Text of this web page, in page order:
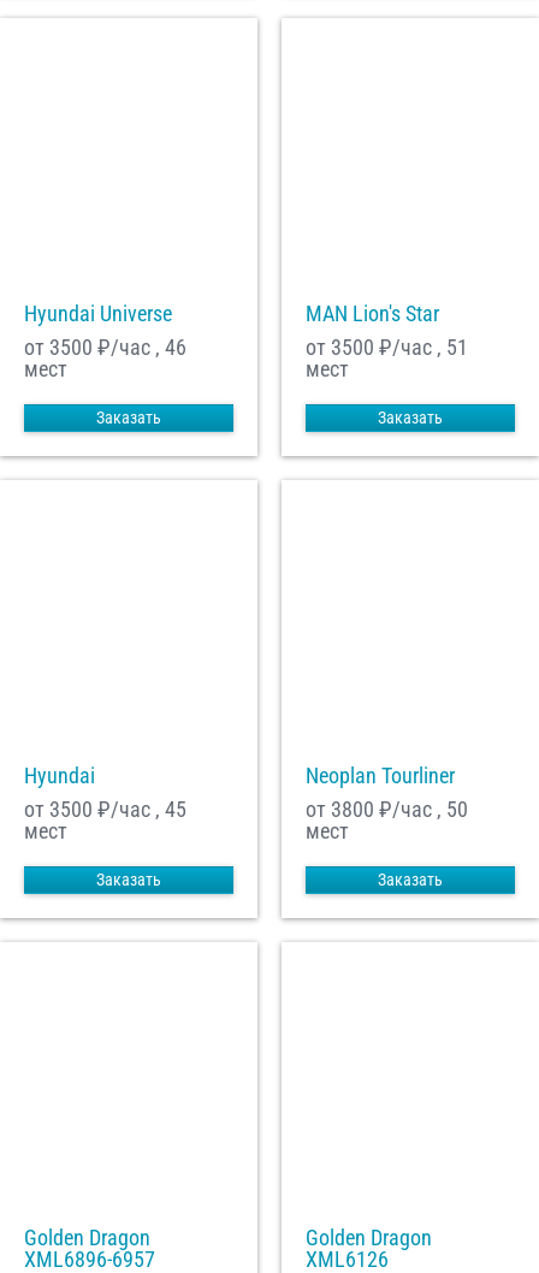
Hyundai Universe
от 3500 ₽/час , 46
мест
Заказать
MAN Lion's Star
от 3500 ₽/час , 51
мест
Заказать
Hyundai
от 3500 ₽/час , 45
мест
Заказать
Neoplan Tourliner
от 3800 ₽/час , 50
мест
Заказать
Golden Dragon
XML6896-6957
Golden Dragon
XML6126